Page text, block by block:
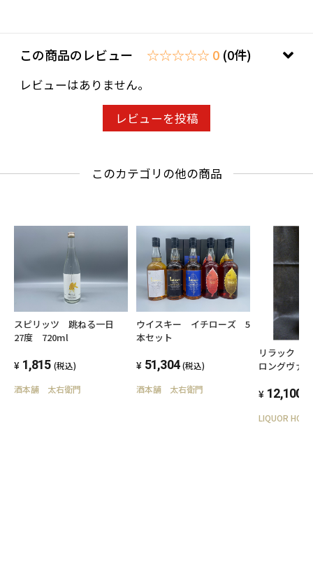
実感と柔らかな酸とミネラル。
20歳未満の飲酒は法律で禁止されています。当
店は20歳未満の方への酒類の販売はいたしてお
わせ欄」に、生年月日を必ず入力してくださ
は、お問い合わせ欄への入力は不要です。
この商品のレビュー ☆☆☆☆☆ 0 (0件)
レビューはありません。
レビューを投稿
このカテゴリの他の商品
スピリッツ 跳ねる一日
27度 720ml
1,815 (税込)
酒本舗 太右衛門
ウイスキー イチローズ 5
本セット
51,304 (税込)
酒本舗 太右衛門
リラック
ロングヴァ
12,100